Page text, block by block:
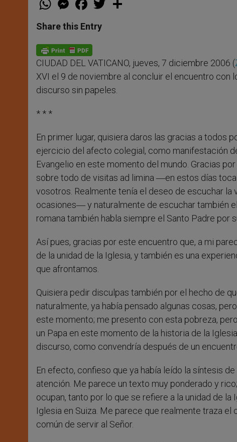
t
s
p
p
e
s
e
g
e
r
a
e
b
o
k
w
Share this Entry
CIUDAD DEL VATICANO, jueves, 7 diciembre 2006 (
XVI el 9 de noviembre al concluir el encuentro con
discurso sin papeles.
* * *
En primer lugar, quisiera daros las gracias a todos
ejercicio del afecto colegial, como manifestación
Evangelio en este momento del mundo. Gracias
sobre todo de visitas ad limina ―en estos días
vosotros. Realmente tenía el deseo de escuchar
ocasiones― y naturalmente de escuchar también
romana también habla siempre el Santo Padre por
Así pues, gracias por este encuentro que, a mi
de la unidad de la Iglesia, y también es una
que afrontamos.
Quisiera pedir disculpas también por el hecho de
naturalmente, ya había pensado algunas cosas,
este momento; me presento con esta pobreza,
un Papa en este momento de la historia de la
discurso, como convendría después de un
En efecto, confieso que ya había leído la síntesis
atención. Me parece un texto muy ponderado y
ocupan, tanto por lo que se refiere a la unidad de
Iglesia en Suiza. Me parece que realmente traza
común de servir al Señor.